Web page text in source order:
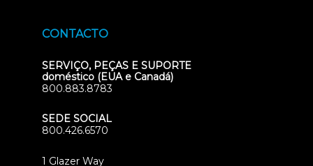
CONTACTO
SERVIÇO, PEÇAS E SUPORTE
doméstico (EUA e Canadá)
800.883.8783
SEDE SOCIAL
800.426.6570
1 Glazer Way